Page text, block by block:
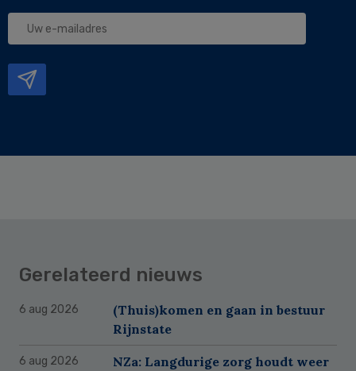
Uw
Gerelateerd nieuws
6 aug 2026
(Thuis)komen en gaan in bestuur
Rijnstate
6 aug 2026
NZa: Langdurige zorg houdt weer